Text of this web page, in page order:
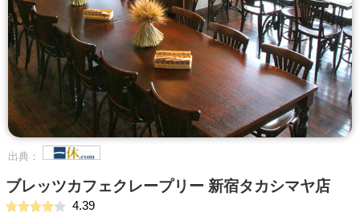
出典：
ブレッツカフェクレープリー 新宿タカシマヤ店
4.39